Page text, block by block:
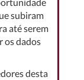
subiram
até serem
os dados
desta